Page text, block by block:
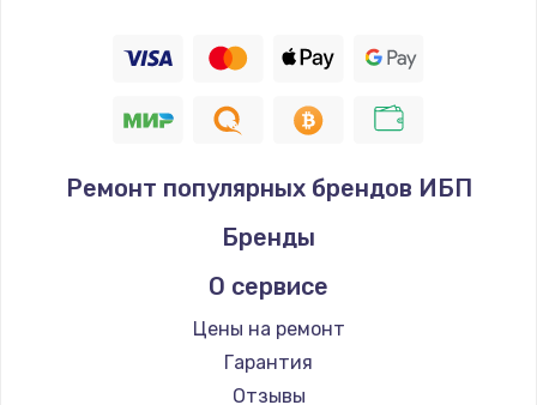
Ремонт популярных брендов ИБП
Бренды
О сервисе
Цены на ремонт
Гарантия
Отзывы